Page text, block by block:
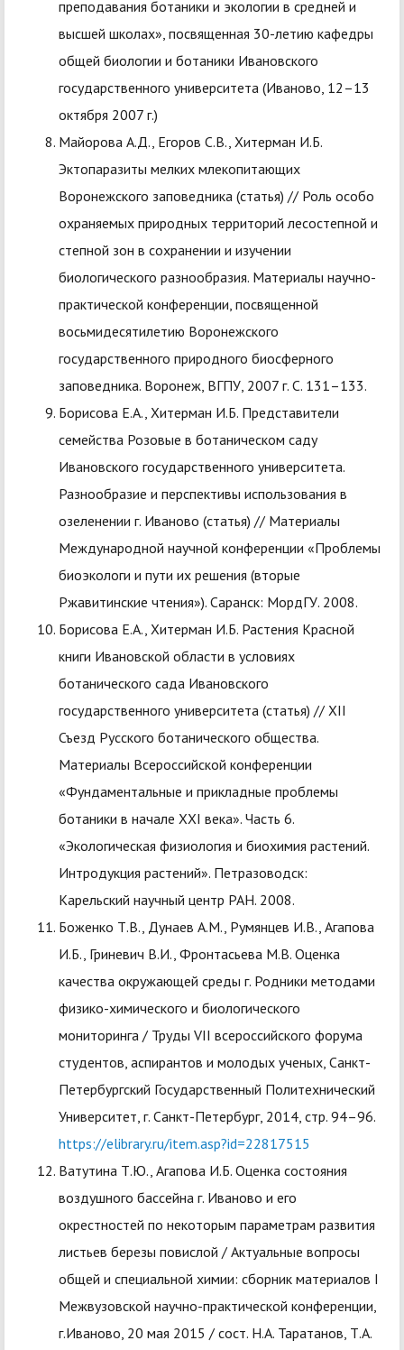
преподавания ботаники и экологии в средней и
высшей школах», посвященная 30-летию кафедры
общей биологии и ботаники Ивановского
государственного университета (Иваново, 12–13
октября 2007 г.)
Майорова А.Д., Егоров С.В., Хитерман И.Б.
Эктопаразиты мелких млекопитающих
Воронежского заповедника (статья) // Роль особо
охраняемых природных территорий лесостепной и
степной зон в сохранении и изучении
биологического разнообразия. Материалы научно-
практической конференции, посвященной
восьмидесятилетию Воронежского
государственного природного биосферного
заповедника. Воронеж, ВГПУ, 2007 г. С. 131–133.
Борисова Е.А., Хитерман И.Б. Представители
семейства Розовые в ботаническом саду
Ивановского государственного университета.
Разнообразие и перспективы использования в
озеленении г. Иваново (статья) // Материалы
Международной научной конференции «Проблемы
биоэкологи и пути их решения (вторые
Ржавитинские чтения»). Саранск: МордГУ. 2008.
Борисова Е.А., Хитерман И.Б. Растения Красной
книги Ивановской области в условиях
ботанического сада Ивановского
государственного университета (статья) // XII
Съезд Русского ботанического общества.
Материалы Всероссийской конференции
«Фундаментальные и прикладные проблемы
ботаники в начале XXI века». Часть 6.
«Экологическая физиология и биохимия растений.
Интродукция растений». Петразоводск:
Карельский научный центр РАН. 2008.
Боженко Т.В., Дунаев А.М., Румянцев И.В., Агапова
И.Б., Гриневич В.И., Фронтасьева М.В. Оценка
качества окружающей среды г. Родники методами
физико-химического и биологического
мониторинга / Труды VII всероссийского форума
студентов, аспирантов и молодых ученых, Санкт-
Петербургский Государственный Политехнический
Университет, г. Санкт-Петербург, 2014, стр. 94–96.
https://elibrary.ru/item.asp?id=22817515
Ватутина Т.Ю., Агапова И.Б. Оценка состояния
воздушного бассейна г. Иваново и его
окрестностей по некоторым параметрам развития
листьев березы повислой / Актуальные вопросы
общей и специальной химии: сборник материалов I
Межвузовской научно-практической конференции,
г.Иваново, 20 мая 2015 / сост. Н.А. Таратанов, Т.А.